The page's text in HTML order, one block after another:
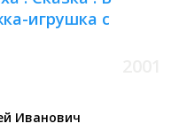
игрушка с
Иванович